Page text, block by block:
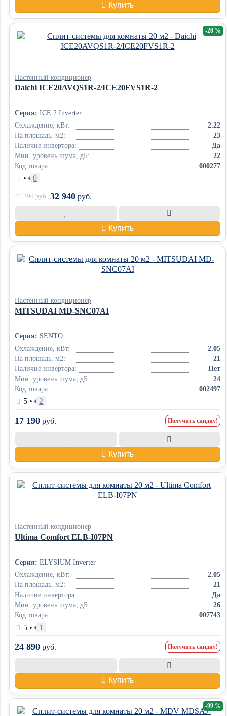
Купить
Настенный кондиционер
Daichi ICE20AVQS1R-2/ICE20FVS1R-2
Серия: ICE 2 Inverter
Охлаждение, кВт:
2.22
На площадь, м2:
23
Наличие инвертора:
Да
Мин. уровень шума, дБ:
22
Код товара:
000277
• 0
-20 %
41 290руб. 32 940 руб.
Купить
Настенный кондиционер
MITSUDAI MD-SNC07AI
Серия: SENTO
Охлаждение, кВт:
2.05
На площадь, м2:
21
Наличие инвертора:
Нет
Мин. уровень шума, дБ:
24
Код товара:
002497
5 • 2
17 190 руб. Получить скидку!
Купить
Настенный кондиционер
Ultima Comfort ELB-I07PN
Серия: ELYSIUM Inverter
Охлаждение, кВт:
2.05
На площадь, м2:
21
Наличие инвертора:
Да
Мин. уровень шума, дБ:
26
Код товара:
007743
5 • 1
24 890 руб. Получить скидку!
Купить
-99 %